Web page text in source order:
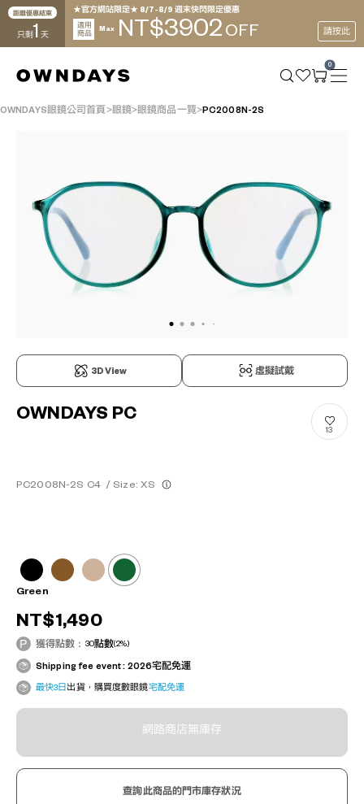
距離優惠結束
只剩1 天
★官方網站限定★ 8/7~8/9 週末快閃限定優惠
適用
商品
Max NT$3902 OFF 請按此
0
OWNDAYS眼鏡公司首頁 眼鏡 眼鏡商品一覽 PC2008N-2S
3D View 虛擬試戴
OWNDAYS PC
PC2008N-2S C4 / Size: XS
13
Green
NT$1,490
獲得點數： 30點數(2%)
Shipping fee event : 2026宅配免運
最快3日 出貨，購買度數眼鏡宅配免運
網路商店無庫存
查詢此商品的門市庫存狀況